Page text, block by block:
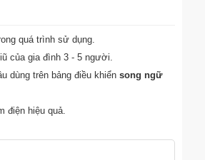
quá trình sử dụng.
của gia đình 3 - 5 người.
dùng trên bảng điều khiển song ngữ
điện hiệu quả.
năng